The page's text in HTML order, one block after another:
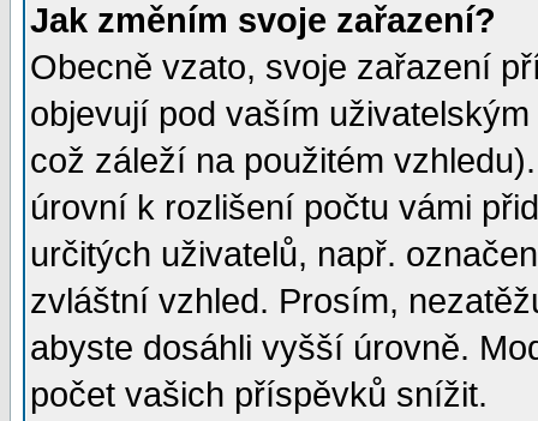
Jak změním svoje zařazení?
Obecně vzato, svoje zařazení
objevují pod vaším
což záleží na použitém
úrovní k rozlišení počtu vámi
určitých uživatelů, např.
zvláštní vzhled. Prosím,
abyste dosáhli vyšší úrovně.
počet vašich příspěvků snížit.